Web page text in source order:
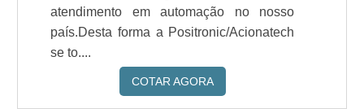
atendimento em automação no nosso
país.Desta forma a Positronic/Acionatech
se to....
COTAR AGORA